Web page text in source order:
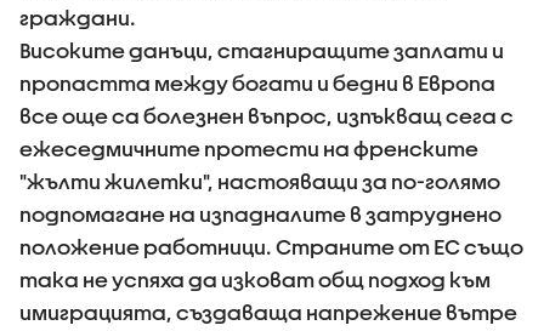
граждани.
Високите данъци, стагниращите заплати и
пропастта между богати и бедни в Европа
все още са болезнен въпрос, изпъкващ сега с
ежеседмичните протести на френските
"жълти жилетки", настояващи за по-голямо
подпомагане на изпадналите в затруднено
положение работници. Страните от ЕС също
така не успяха да изковат общ подход към
имиграцията, създаваща напрежение вътре